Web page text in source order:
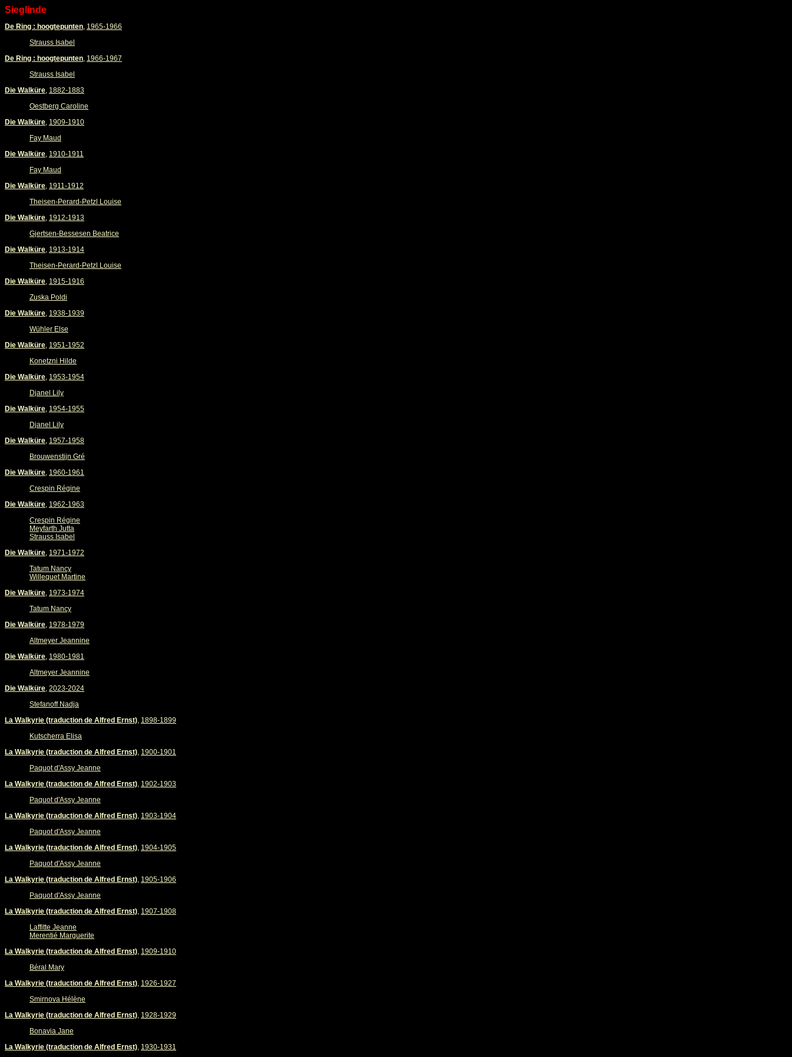
Sieglinde
De Ring : hoogtepunten, 1965-1966
Strauss Isabel
De Ring : hoogtepunten, 1966-1967
Strauss Isabel
Die Walküre, 1882-1883
Oestberg Caroline
Die Walküre, 1909-1910
Fay Maud
Die Walküre, 1910-1911
Fay Maud
Die Walküre, 1911-1912
Theisen-Perard-Petzl Louise
Die Walküre, 1912-1913
Gjertsen-Bessesen Beatrice
Die Walküre, 1913-1914
Theisen-Perard-Petzl Louise
Die Walküre, 1915-1916
Zuska Poldi
Die Walküre, 1938-1939
Wühler Else
Die Walküre, 1951-1952
Konetzni Hilde
Die Walküre, 1953-1954
Djanel Lily
Die Walküre, 1954-1955
Djanel Lily
Die Walküre, 1957-1958
Brouwenstijn Gré
Die Walküre, 1960-1961
Crespin Régine
Die Walküre, 1962-1963
Crespin Régine
Meyfarth Jutta
Strauss Isabel
Die Walküre, 1971-1972
Tatum Nancy
Willequet Martine
Die Walküre, 1973-1974
Tatum Nancy
Die Walküre, 1978-1979
Altmeyer Jeannine
Die Walküre, 1980-1981
Altmeyer Jeannine
Die Walküre, 2023-2024
Stefanoff Nadja
La Walkyrie (traduction de Alfred Ernst), 1898-1899
Kutscherra Elisa
La Walkyrie (traduction de Alfred Ernst), 1900-1901
Paquot d'Assy Jeanne
La Walkyrie (traduction de Alfred Ernst), 1902-1903
Paquot d'Assy Jeanne
La Walkyrie (traduction de Alfred Ernst), 1903-1904
Paquot d'Assy Jeanne
La Walkyrie (traduction de Alfred Ernst), 1904-1905
Paquot d'Assy Jeanne
La Walkyrie (traduction de Alfred Ernst), 1905-1906
Paquot d'Assy Jeanne
La Walkyrie (traduction de Alfred Ernst), 1907-1908
Laffitte Jeanne
Merentié Marguerite
La Walkyrie (traduction de Alfred Ernst), 1909-1910
Béral Mary
La Walkyrie (traduction de Alfred Ernst), 1926-1927
Smirnova Hélène
La Walkyrie (traduction de Alfred Ernst), 1928-1929
Bonavia Jane
La Walkyrie (traduction de Alfred Ernst), 1930-1931